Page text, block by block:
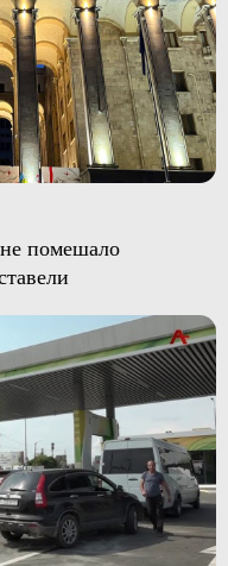
помешало